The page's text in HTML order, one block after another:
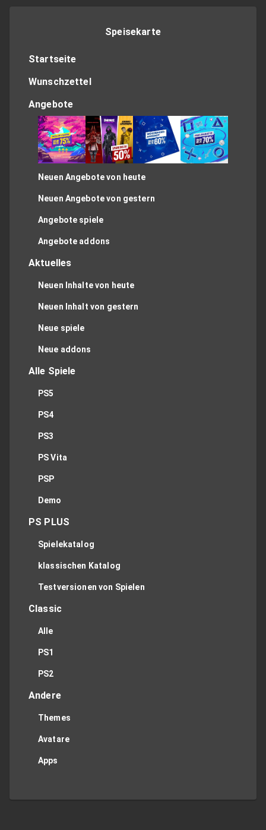
Speisekarte
Startseite
Wunschzettel
Angebote
Neuen Angebote von heute
Neuen Angebote von gestern
Angebote spiele
Angebote addons
Aktuelles
Neuen Inhalte von heute
Neuen Inhalt von gestern
Neue spiele
Neue addons
Alle Spiele
PS5
PS4
PS3
PS Vita
PSP
Demo
PS PLUS
Spielekatalog
klassischen Katalog
Testversionen von Spielen
Classic
Alle
PS1
PS2
Andere
Themes
Avatare
Apps